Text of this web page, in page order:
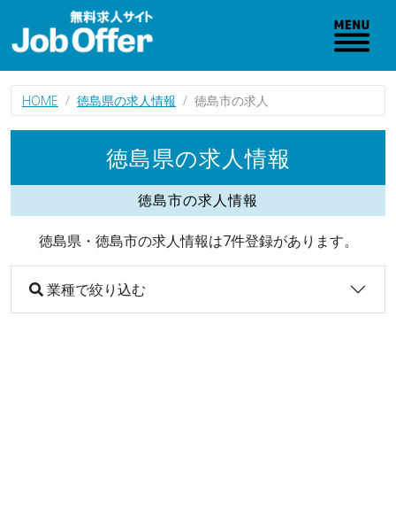
HOME 徳島県の求人情報 徳島市の求人
徳島県の求人情報
徳島市の求人情報
徳島県・徳島市の求人情報は7件登録があります。
業種で絞り込む